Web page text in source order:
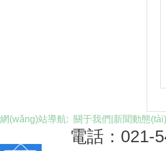
網(wǎng)站導航: 關于我們 新聞動態(tài)
電話：021-